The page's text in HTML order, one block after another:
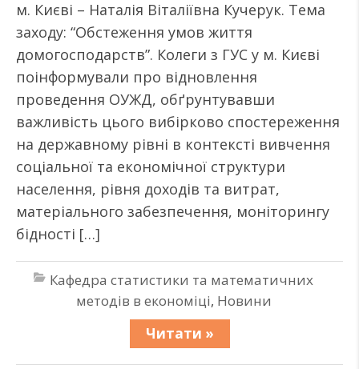
м. Києві – Наталія Віталіївна Кучерук. Тема
заходу: “Обстеження умов життя
домогосподарств”. Колеги з ГУС у м. Києві
поінформували про відновлення
проведення ОУЖД, обґрунтувавши
важливість цього вибірково спостереження
на державному рівні в контексті вивчення
соціальної та економічної структури
населення, рівня доходів та витрат,
матеріального забезпечення, моніторингу
бідності […]
Кафедра статистики та математичних
методів в економіці, Новини
Читати »